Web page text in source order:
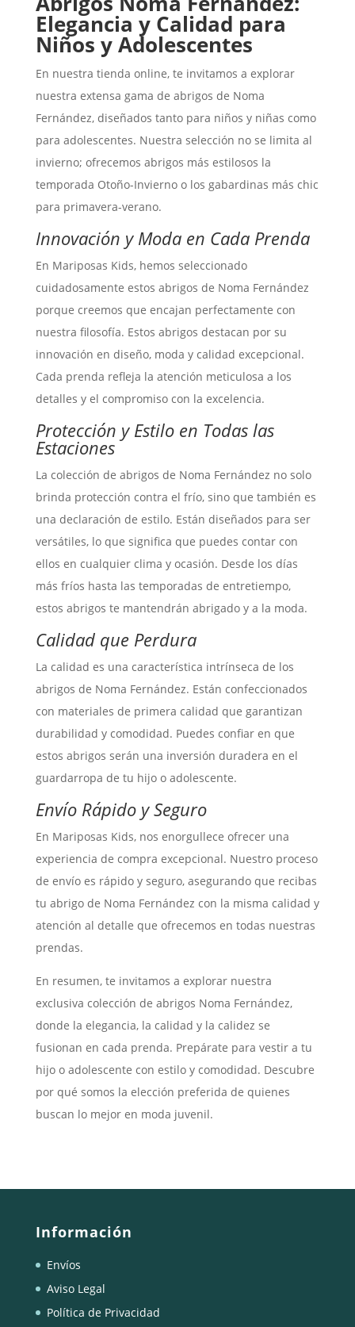
Elegancia y Calidad para
Niños y Adolescentes
En nuestra tienda online, te invitamos a explorar
nuestra extensa gama de abrigos de Noma
Fernández, diseñados tanto para niños y niñas como
para adolescentes. Nuestra selección no se limita al
invierno; ofrecemos abrigos más estilosos la
temporada Otoño-Invierno o los gabardinas más chic
para primavera-verano.
Innovación y Moda en Cada Prenda
En Mariposas Kids, hemos seleccionado
cuidadosamente estos abrigos de Noma Fernández
porque creemos que encajan perfectamente con
nuestra filosofía. Estos abrigos destacan por su
innovación en diseño, moda y calidad excepcional.
Cada prenda refleja la atención meticulosa a los
detalles y el compromiso con la excelencia.
Protección y Estilo en Todas las
Estaciones
La colección de abrigos de Noma Fernández no solo
brinda protección contra el frío, sino que también es
una declaración de estilo. Están diseñados para ser
versátiles, lo que significa que puedes contar con
ellos en cualquier clima y ocasión. Desde los días
más fríos hasta las temporadas de entretiempo,
estos abrigos te mantendrán abrigado y a la moda.
Calidad que Perdura
La calidad es una característica intrínseca de los
abrigos de Noma Fernández. Están confeccionados
con materiales de primera calidad que garantizan
durabilidad y comodidad. Puedes confiar en que
estos abrigos serán una inversión duradera en el
guardarropa de tu hijo o adolescente.
Envío Rápido y Seguro
En Mariposas Kids, nos enorgullece ofrecer una
experiencia de compra excepcional. Nuestro proceso
de envío es rápido y seguro, asegurando que recibas
tu abrigo de Noma Fernández con la misma calidad y
atención al detalle que ofrecemos en todas nuestras
prendas.
En resumen, te invitamos a explorar nuestra
exclusiva colección de abrigos Noma Fernández,
donde la elegancia, la calidad y la calidez se
fusionan en cada prenda. Prepárate para vestir a tu
hijo o adolescente con estilo y comodidad. Descubre
por qué somos la elección preferida de quienes
buscan lo mejor en moda juvenil.
Información
Envíos
Aviso Legal
Política de Privacidad